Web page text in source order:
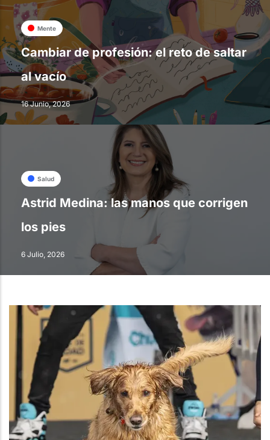
Mente
Cambiar de profesión: el reto de saltar
al vacío
16 Junio, 2026
Salud
Astrid Medina: las manos que corrigen
los pies
6 Julio, 2026